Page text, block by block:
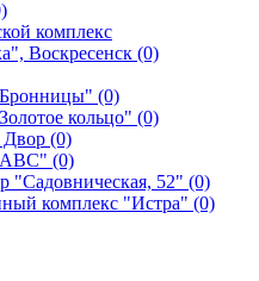
комплекс
Воскресенск (0)
(0)
кольцо" (0)
(0)
(0)
"Садовническая, 52" (0)
комплекс "Истра" (0)